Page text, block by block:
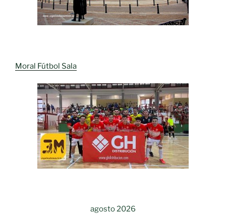
Moral Fútbol Sala
agosto 2026